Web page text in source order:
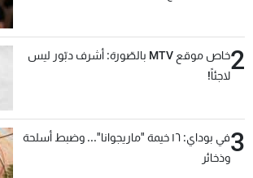
2
خاص موقع MTV بالصّورة: أشرف دبّور ليس
لاجئاً!
3
في بوداي: ١٦ خيمة "ماريجوانا"... وضبط أسلحة
وذخائر